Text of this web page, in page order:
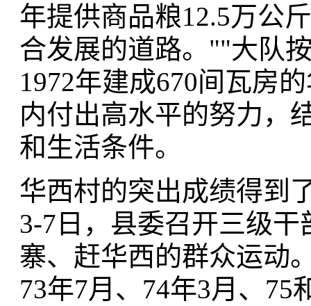
年提供商品粮12.5万公
合发展的道路。""大队
1972年建成670间瓦房
内付出高水平的努力，
和生活条件。
华西村的突出成绩得到
3-7日，县委召开三级
寨、赶华西的群众运动
73年7月、74年3月、75